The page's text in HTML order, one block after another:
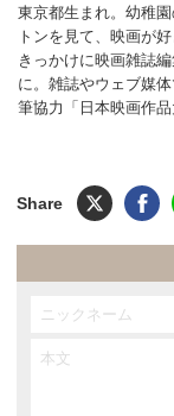
東京都生まれ。幼稚
トンを見て、映画が
きっかけに映画雑誌
に。雑誌やウェブ媒
筆協力「日本映画作品